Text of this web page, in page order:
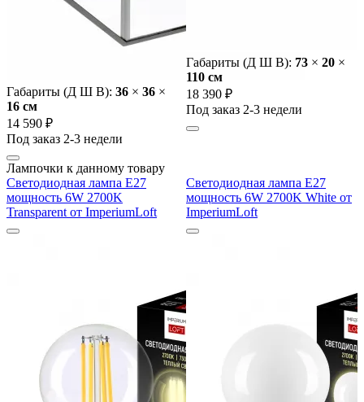
Габариты (Д Ш В): 36 × 36 ×
16 cм
14 590 ₽
Под заказ 2-3 недели
Габариты (Д Ш В): 73 × 20 ×
110 cм
18 390 ₽
Под заказ 2-3 недели
Лампочки к данному товару
Светодиодная лампа E27
мощность 6W 2700K
Transparent от ImperiumLoft
Светодиодная лампа E27
мощность 6W 2700K White от
ImperiumLoft